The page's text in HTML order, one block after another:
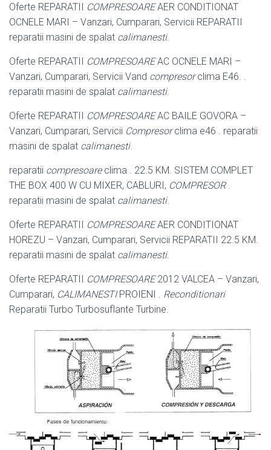
Oferte REPARATII COMPRESOAREAER CONDITIONAT
OCNELE MARI – Vanzari, Cumparari, Servicii REPARATII
reparatii masini de spalat calimanesti.
Oferte REPARATII COMPRESOAREAC OCNELE MARI –
Vanzari, Cumparari, Servicii Vand compresorclima E46. .
reparatii masini de spalat calimanesti.
Oferte REPARATII COMPRESOAREAC BAILE GOVORA –
Vanzari, Cumparari, Servicii Compresorclima e46 . reparatii
masini de spalat calimanesti.
reparatii compresoareclima . 22.5 KM. SISTEM COMPLET
THE BOX 400 W CU MIXER, CABLURI, COMPRESOR.
reparatii masini de spalat calimanesti.
Oferte REPARATII COMPRESOAREAER CONDITIONAT
HOREZU – Vanzari, Cumparari, Servicii REPARATII 22.5 KM.
reparatii masini de spalat calimanesti.
Oferte REPARATII COMPRESOARE2012 VALCEA – Vanzari,
Cumparari, CALIMANESTIPROIENI . Reconditionari
Reparatii Turbo Turbosuflante Turbine.